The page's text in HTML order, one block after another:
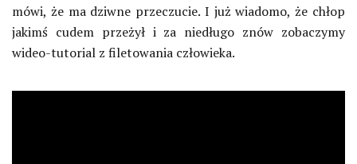
mówi, że ma dziwne przeczucie. I już wiadomo, że chłop
jakimś cudem przeżył i za niedługo znów zobaczymy
wideo-tutorial z filetowania człowieka.